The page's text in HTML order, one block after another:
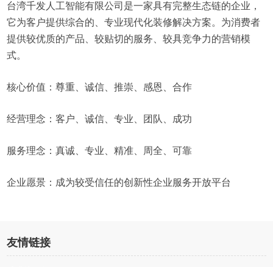
台湾千发人工智能有限公司是一家具有完整生态链的企业，
它为客户提供综合的、专业现代化装修解决方案。为消费者
提供较优质的产品、较贴切的服务、较具竞争力的营销模
式。
核心价值：尊重、诚信、推崇、感恩、合作
经营理念：客户、诚信、专业、团队、成功
服务理念：真诚、专业、精准、周全、可靠
企业愿景：成为较受信任的创新性企业服务开放平台
友情链接